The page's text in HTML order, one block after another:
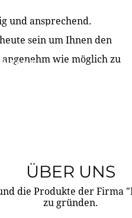
UNS PARTNER &
und ansprechend.
sein um Ihnen den
wie möglich zu
ÜBER UNS
die Produkte der Firma
zu gründen.